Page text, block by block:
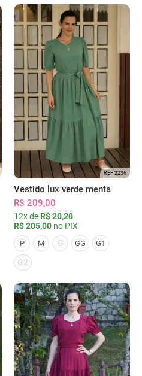
REF 2236
Vestido lux verde menta
R$ 209,00
12x de R$ 20,20
R$ 205,00 no PIX
P M G GG G1
G2